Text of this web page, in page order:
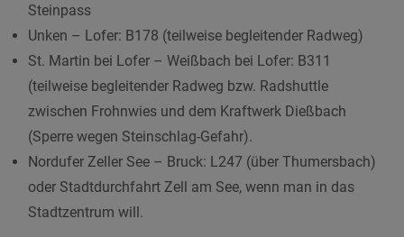
Steinpass
Unken – Lofer: B178 (teilweise begleitender Radweg)
St. Martin bei Lofer – Weißbach bei Lofer: B311
(teilweise begleitender Radweg bzw. Radshuttle
zwischen Frohnwies und dem Kraftwerk Dießbach
(Sperre wegen Steinschlag-Gefahr).
Nordufer Zeller See – Bruck: L247 (über Thumersbach)
oder Stadtdurchfahrt Zell am See, wenn man in das
Stadtzentrum will.